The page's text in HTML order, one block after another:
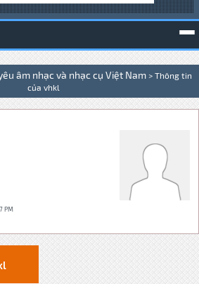
âm nhạc và nhạc cụ Việt Nam > Thông tin
của vhkl
PM